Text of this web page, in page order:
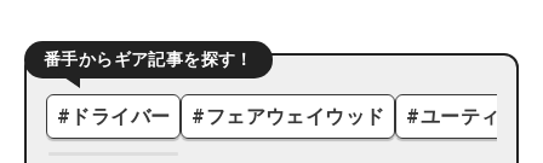
番手からギア記事を探す！
# ドライバー #フェアウェイウッド #ユーティリ